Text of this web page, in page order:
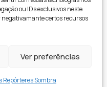
ou IDs exclusivos neste
certos recursos
Ver preferências
Repórteres Sombra